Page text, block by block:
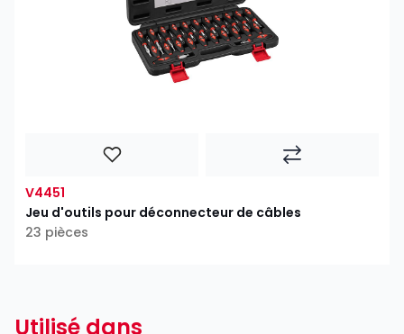
V4451
Jeu d'outils pour déconnecteur de câbles
23 pièces
Utilisé dans